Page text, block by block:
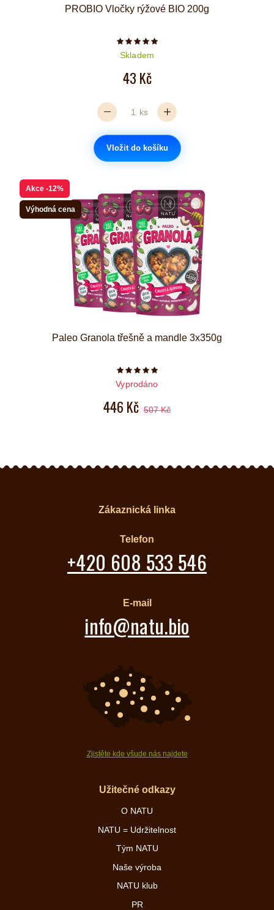
PROBIO Vločky rýžové BIO 200g
Počet hvězdiček je 5 z 5
Skladem
43 Kč
ks
Vložit do košíku
Akce -12%
Výhodná cena
Paleo Granola třešně a mandle 3x350g
Počet hvězdiček je 5 z 5
Vyprodáno
446 Kč 507 Kč
Zákaznická linka
Telefon
+420 608 533 546
E-mail
info@natu.bio
Zjistěte kde všude nás najdete
Užitečné odkazy
O NATU
NATU = Udržitelnost
Tým NATU
Naše výroba
NATU klub
PR